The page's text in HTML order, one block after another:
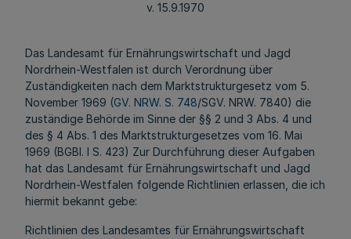
v. 15.9.1970
Das Landesamt für Ernährungswirtschaft und Jagd
Nordrhein-Westfalen ist durch Verordnung über
Zuständigkeiten nach dem Marktstrukturgesetz vom 5.
November 1969 (GV. NRW. S. 748/SGV. NRW. 7840) die
zuständige Behörde im Sinne der §§ 2 und 3 Abs. 4 und
des § 4 Abs. 1 des Marktstrukturgesetzes vom 16. Mai
1969 (BGBl. I S. 423) Zur Durchführung dieser Aufgaben
hat das Landesamt für Ernährungswirtschaft und Jagd
Nordrhein-Westfalen folgende Richtlinien erlassen, die ich
hiermit bekannt gebe:
Richtlinien des Landesamtes für Ernährungswirtschaft